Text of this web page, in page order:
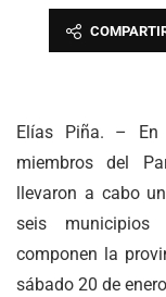
Elías Piña. – En
miembros del
llevaron a cabo
seis
componen la
sábado 20 de